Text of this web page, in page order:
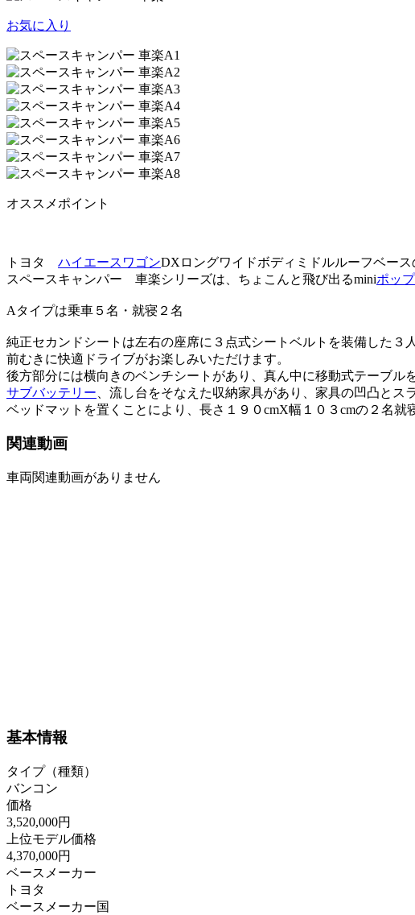
お気に入り
オススメポイント
トヨタ ハイエース ワゴンDXロングワイドボディミドルルーフベース
スペースキャンパー 車楽シリーズは、ちょこんと飛び出るminiポッ
Aタイプは乗車５名・就寝２名
純正セカンドシートは左右の座席に３点式シートベルトを装備した３
前むきに快適ドライブがお楽しみいただけます。
後方部分には横向きのベンチシートがあり、真ん中に移動式テーブル
サブバッテリー 、流し台をそなえた収納家具があり、家具の凹凸とス
ベッドマットを置くことにより、長さ１９０cmX幅１０３cmの２名就
関連動画
車両関連動画がありません
基本情報
タイプ（種類）
バンコン
価格
3,520,000円
上位モデル価格
4,370,000円
ベースメーカー
トヨタ
ベースメーカー国